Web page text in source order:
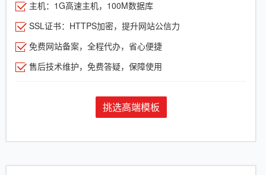
主机：1G高速主机，100M数据库
SSL证书：HTTPS加密，提升网站公信力
免费网站备案，全程代办，省心便捷
售后技术维护，免费答疑，保障使用
挑选高端模板